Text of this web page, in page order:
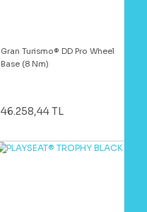
Gran Turismo® DD Pro Wheel
Base (8 Nm)
46.258,44 TL